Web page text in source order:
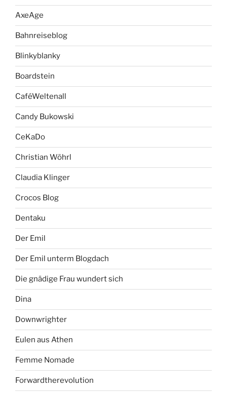
AxeAge
Bahnreiseblog
Blinkyblanky
Boardstein
CaféWeltenall
Candy Bukowski
CeKaDo
Christian Wöhrl
Claudia Klinger
Crocos Blog
Dentaku
Der Emil
Der Emil unterm Blogdach
Die gnädige Frau wundert sich
Dina
Downwrighter
Eulen aus Athen
Femme Nomade
Forwardtherevolution